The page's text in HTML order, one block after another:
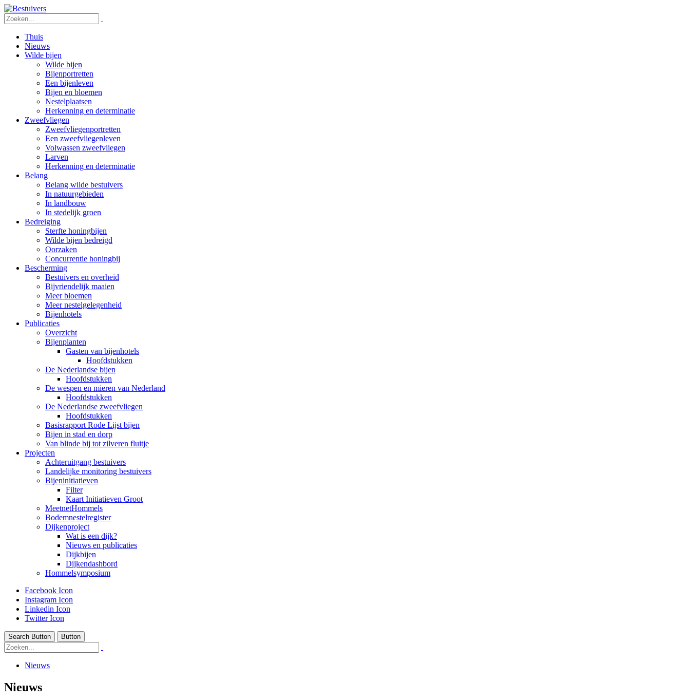
Thuis
Nieuws
Wilde bijen
Wilde bijen
Bijenportretten
Een bijenleven
Bijen en bloemen
Nestelplaatsen
Herkenning en determinatie
Zweefvliegen
Zweefvliegenportretten
Een zweefvliegenleven
Volwassen zweefvliegen
Larven
Herkenning en determinatie
Belang
Belang wilde bestuivers
In natuurgebieden
In landbouw
In stedelijk groen
Bedreiging
Sterfte honingbijen
Wilde bijen bedreigd
Oorzaken
Concurrentie honingbij
Bescherming
Bestuivers en overheid
Bijvriendelijk maaien
Meer bloemen
Meer nestelgelegenheid
Bijenhotels
Publicaties
Overzicht
Bijenplanten
Gasten van bijenhotels
Hoofdstukken
De Nederlandse bijen
Hoofdstukken
De wespen en mieren van Nederland
Hoofdstukken
De Nederlandse zweefvliegen
Hoofdstukken
Basisrapport Rode Lijst bijen
Bijen in stad en dorp
Van blinde bij tot zilveren fluitje
Projecten
Achteruitgang bestuivers
Landelijke monitoring bestuivers
Bijeninitiatieven
Filter
Kaart Initiatieven Groot
MeetnetHommels
Bodemnestelregister
Dijkenproject
Wat is een dijk?
Nieuws en publicaties
Dijkbijen
Dijkendashbord
Hommelsymposium
Facebook Icon
Instagram Icon
Linkedin Icon
Twitter Icon
Search Button Button
Nieuws
Nieuws